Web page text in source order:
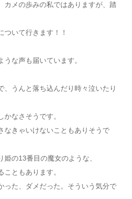
カメの歩みの私ではありますが、踏
ついて行きます！！
うな声も届いています。
、うんと落ち込んだり時々泣いたり
なさそうです。
なきゃいけないこともありそうで
の13番目の魔女のような、
ともあります。
った、ダメだった。そういう気分で